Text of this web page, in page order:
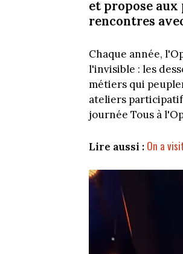
et propose
rencontres
Chaque année,
l'invisible : les
métiers qui
ateliers
journée Tous à
Lire aussi : On a